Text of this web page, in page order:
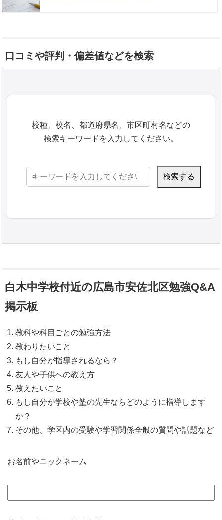
口コミや評判・偏差値などを検索
校種、校名、都道府県名、市区町村名などの
検索キーワードを入力してください。
検
白木中学校付近の広島市安佐北区勉強Q&A
掲示板
教科や科目ごとの勉強方法
教わりたいこと
もし自分が指導されるなら？
友人や子供への教え方
教えたいこと
もし自分が学校や塾の先生ならどのように指導します
か？
その他、学区内の受験や学習関係全般の質問や話題など
お名前やニックネーム